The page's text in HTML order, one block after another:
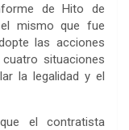
de Hito de
el mismo que fue
las acciones
situaciones
la legalidad y el
el contratista